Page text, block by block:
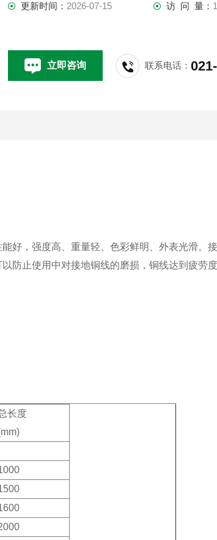
更新时间： 2026-07-15 访 问 量：
立即咨询 联系电话：
好，强度高、重量轻、色彩鲜明、外表光滑。
防止使用中对接地铜线的磨损，铜线达到疲劳
长度